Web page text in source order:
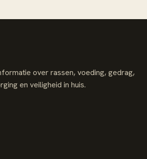
over rassen, voeding, gedrag,
en veiligheid in huis.